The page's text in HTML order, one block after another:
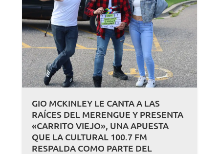
GIO MCKINLEY LE CANTA A LAS
RAÍCES DEL MERENGUE Y PRESENTA
«CARRITO VIEJO», UNA APUESTA
QUE LA CULTURAL 100.7 FM
RESPALDA COMO PARTE DEL